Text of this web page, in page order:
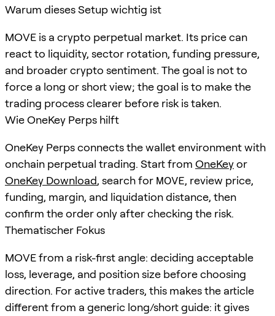
Warum dieses Setup wichtig ist
MOVE is a crypto perpetual market. Its price can
react to liquidity, sector rotation, funding pressure,
and broader crypto sentiment. The goal is not to
force a long or short view; the goal is to make the
trading process clearer before risk is taken.
Wie OneKey Perps hilft
OneKey Perps connects the wallet environment with
onchain perpetual trading. Start from OneKeyor
OneKey Download, search for MOVE, review price,
funding, margin, and liquidation distance, then
confirm the order only after checking the risk.
Thematischer Fokus
MOVE from a risk-first angle: deciding acceptable
loss, leverage, and position size before choosing
direction. For active traders, this makes the article
different from a generic long/short guide: it gives